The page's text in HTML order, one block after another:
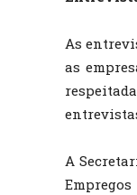
As
as
A